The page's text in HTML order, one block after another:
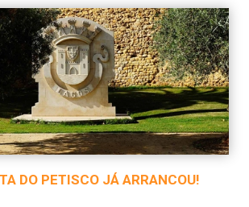
DO PETISCO JÁ ARRANCOU!